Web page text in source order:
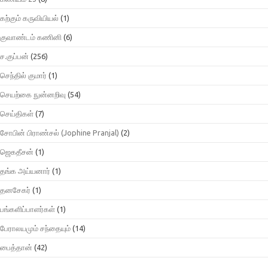
கற்கும் கருவியியல் (1)
குவாண்டம் கணினி (6)
ச.குப்பன் (256)
செந்தில் குமார் (1)
செயற்கை நுன்னறிவு (54)
செய்திகள் (7)
சோபின் பிராண்சல் (Jophine Pranjal) (2)
ஜெகதீசன் (1)
தங்க அய்யனார் (1)
தனசேகர் (1)
பங்களிப்பாளர்கள் (1)
பேராலயமும் சந்தையும் (14)
பைத்தான் (42)